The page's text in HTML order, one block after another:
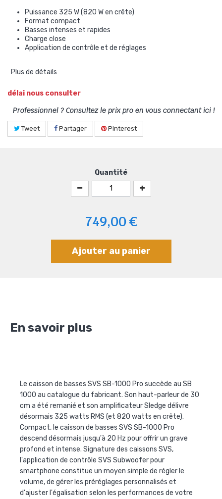
Puissance 325 W (820 W en crête)
Format compact
Basses intenses et rapides
Charge close
Application de contrôle et de réglages
Plus de détails
délai nous consulter
Professionnel ? Consultez le prix pro en vous connectant ici !
Tweet Partager Pinterest
Quantité
749,00 €
Ajouter au panier
En savoir plus
Le caisson de basses SVS SB-1000 Pro succède au SB
1000 au catalogue du fabricant. Son haut-parleur de 30
cm a été remanié et son amplificateur Sledge délivre
désormais 325 watts RMS (et 820 watts en crête).
Compact, le caisson de basses SVS SB-1000 Pro
descend désormais jusqu'à 20 Hz pour offrir un grave
profond et intense. Signature des caissons SVS,
l'application de contrôle SVS Subwoofer pour
smartphone constitue un moyen simple de régler le
volume, de gérer les préréglages personnalisés et
d'ajuster l'égalisation selon les performances de votre